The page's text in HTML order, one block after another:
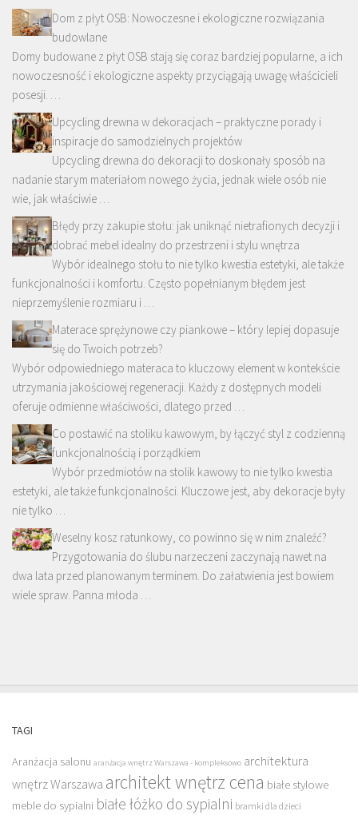
Dom z płyt OSB: Nowoczesne i ekologiczne rozwiązania
budowlane
Domy budowane z płyt OSB stają się coraz bardziej popularne, a ich
nowoczesność i ekologiczne aspekty przyciągają uwagę właścicieli
posesji. …
Upcycling drewna w dekoracjach – praktyczne porady i
inspiracje do samodzielnych projektów
Upcycling drewna do dekoracji to doskonały sposób na
nadanie starym materiałom nowego życia, jednak wiele osób nie
wie, jak właściwie …
Błędy przy zakupie stołu: jak uniknąć nietrafionych decyzji i
dobrać mebel idealny do przestrzeni i stylu wnętrza
Wybór idealnego stołu to nie tylko kwestia estetyki, ale także
funkcjonalności i komfortu. Często popełnianym błędem jest
nieprzemyślenie rozmiaru i …
Materace sprężynowe czy piankowe – który lepiej dopasuje
się do Twoich potrzeb?
Wybór odpowiedniego materaca to kluczowy element w kontekście
utrzymania jakościowej regeneracji. Każdy z dostępnych modeli
oferuje odmienne właściwości, dlatego przed …
Co postawić na stoliku kawowym, by łączyć styl z codzienną
funkcjonalnością i porządkiem
Wybór przedmiotów na stolik kawowy to nie tylko kwestia
estetyki, ale także funkcjonalności. Kluczowe jest, aby dekoracje były
nie tylko …
Weselny kosz ratunkowy, co powinno się w nim znaleźć?
Przygotowania do ślubu narzeczeni zaczynają nawet na
dwa lata przed planowanym terminem. Do załatwienia jest bowiem
wiele spraw. Panna młoda …
TAGI
Aranżacja salonu aranżacja wnętrz Warszawa - kompleksowo architektura
wnętrz Warszawa architekt wnętrz cena białe stylowe
meble do sypialni białe łóżko do sypialni bramki dla dzieci